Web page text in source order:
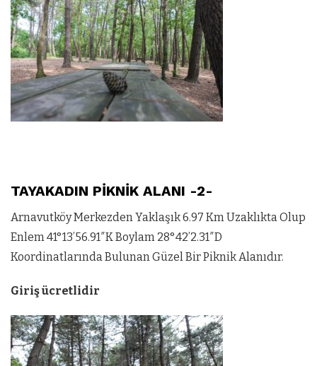
TAYAKADIN PİKNİK ALANI -2-
Arnavutköy Merkezden Yaklaşık 6.97 Km Uzaklıkta Olup
Enlem 41°13’56.91″K Boylam 28°42’2.31″D
Koordinatlarında Bulunan Güzel Bir Piknik Alanıdır.
Giriş ücretlidir